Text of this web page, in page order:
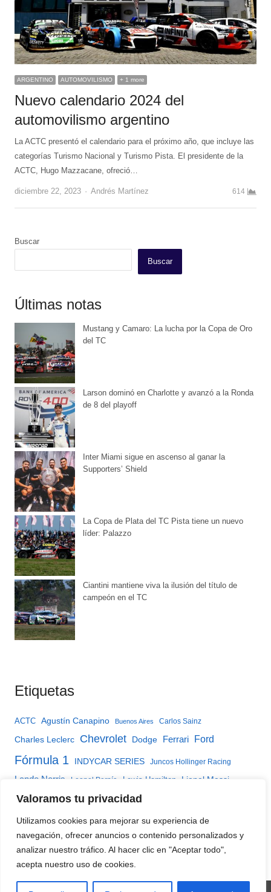
Valoramos tu privacidad
Utilizamos cookies para mejorar su experiencia de
navegación, ofrecer anuncios o contenido personalizados y
analizar nuestro tráfico. Al hacer clic en "Aceptar todo",
acepta nuestro uso de cookies.
ARGENTINO AUTOMOVILISMO + 1 more
Nuevo calendario 2024 del
automovilismo argentino
La ACTC presentó el calendario para el próximo año, que incluye las
categorías Turismo Nacional y Turismo Pista. El presidente de la
ACTC, Hugo Mazzacane, ofreció…
diciembre 22, 2023 Author
Andrés Martínez 614
Buscar
Buscar
Últimas notas
Mustang y Camaro: La lucha por la Copa de Oro
del TC
Larson dominó en Charlotte y avanzó a la Ronda
de 8 del playoff
Inter Miami sigue en ascenso al ganar la
Supporters’ Shield
La Copa de Plata del TC Pista tiene un nuevo
líder: Palazzo
Ciantini mantiene viva la ilusión del título de
campeón en el TC
Etiquetas
ACTC Agustín Canapino Buenos Aires Carlos Sainz
Charles Leclerc Chevrolet Dodge Ferrari Ford
Fórmula 1 INDYCAR SERIES Juncos Hollinger Racing
Lando Norris Leonel Pernía Lewis Hamilton Lionel Messi
Matías Rossi Max Verstappen McLaren
TC Pista Mouras Torino Turismo Carretera
Turismo Nacional Clase 3